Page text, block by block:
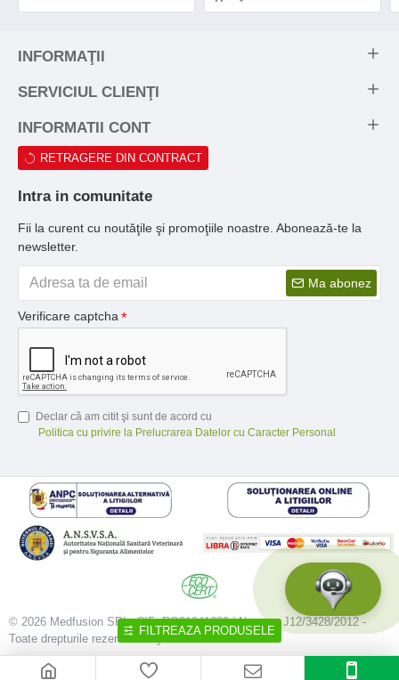
INFORMAŢII
SERVICIUL CLIENŢI
INFORMATII CONT
RETRAGERE DIN CONTRACT
Intra in comunitate
Fii la curent cu noutăţile şi promoţiile noastre. Abonează-te la
newsletter.
Ma abonez
Verificare captcha
Declar că am citit şi sunt de acord cu
Politica cu privire la Prelucrarea Datelor cu Caracter Personal
© 2026 Medfusion SRL, CIF: RO31041639 | Nr. reg.: J12/3428/2012 -
Toate drepturile rezervate - by DevPro.ro
FILTREAZA PRODUSELE